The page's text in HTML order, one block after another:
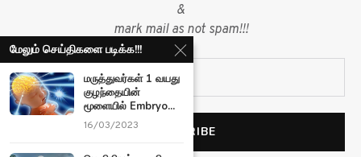
&
mark mail as not spam!!!
மேலும் செய்திகளை படிக்க!!!
மருத்துவர்கள் 1 வயது
குழந்தையின்
மூளையில் Embryo...
16/03/2023